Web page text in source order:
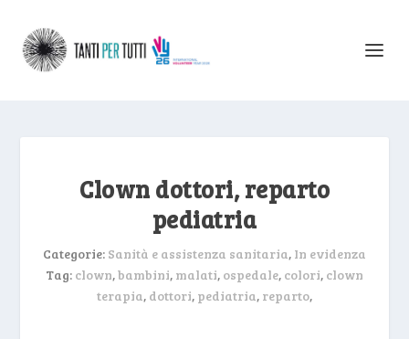
Clown dottori, reparto
pediatria
Categorie: Sanità e assistenza sanitaria, In evidenza
Tag: clown,bambini, malati, ospedale, colori, clown
terapia, dottori, pediatria, reparto,